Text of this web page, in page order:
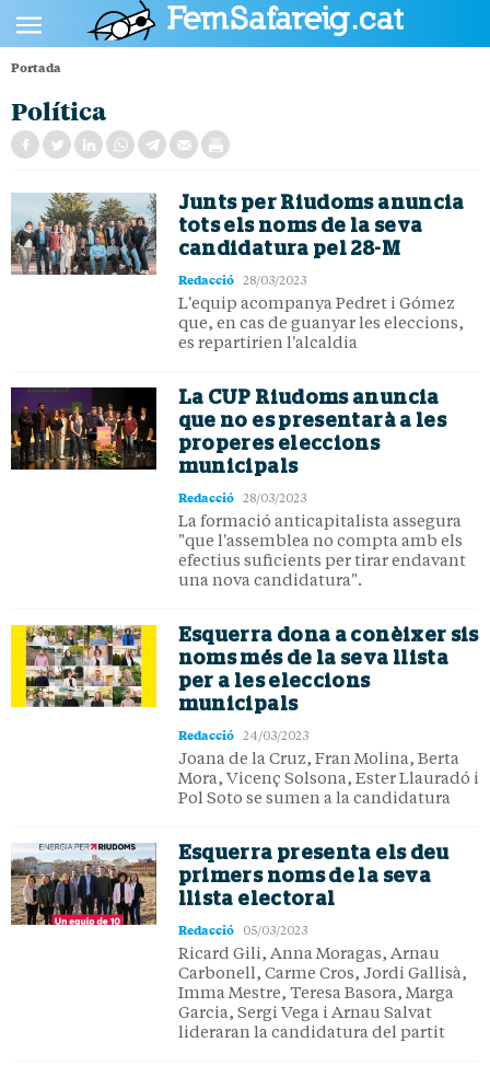
CULTURA
ESPORTS
OPINIÓ
Portada
Política
Junts per Riudoms anuncia
tots els noms de la seva
candidatura pel 28-M
Redacció 28/03/2023
L'equip acompanya Pedret i Gómez
que, en cas de guanyar les eleccions,
es repartirien l'alcaldia
La CUP Riudoms anuncia
que no es presentarà a les
properes eleccions
municipals
Redacció 28/03/2023
La formació anticapitalista assegura
"que l'assemblea no compta amb els
efectius suficients per tirar endavant
una nova candidatura".
Esquerra dona a conèixer sis
noms més de la seva llista
per a les eleccions
municipals
Redacció 24/03/2023
Joana de la Cruz, Fran Molina, Berta
Mora, Vicenç Solsona, Ester Llauradó i
Pol Soto se sumen a la candidatura
Esquerra presenta els deu
primers noms de la seva
llista electoral
Redacció 05/03/2023
Ricard Gili, Anna Moragas, Arnau
Carbonell, Carme Cros, Jordi Gallisà,
Imma Mestre, Teresa Basora, Marga
Garcia, Sergi Vega i Arnau Salvat
lideraran la candidatura del partit